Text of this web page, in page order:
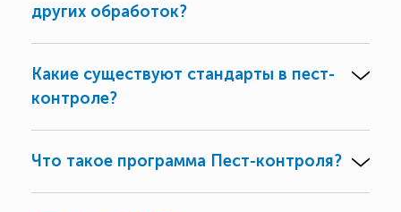
других обработок?
Какие существуют стандарты в пест-
контроле?
Что такое программа Пест-контроля?